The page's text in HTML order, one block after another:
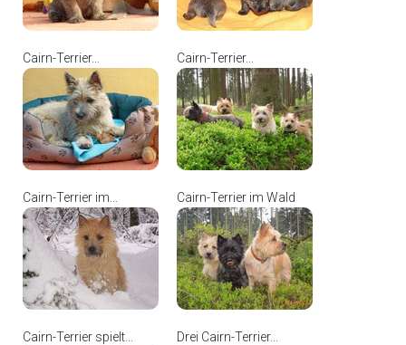
Cairn-Terrier... Cairn-Terrier...
Cairn-Terrier im... Cairn-Terrier im Wald
Cairn-Terrier spielt... Drei Cairn-Terrier...